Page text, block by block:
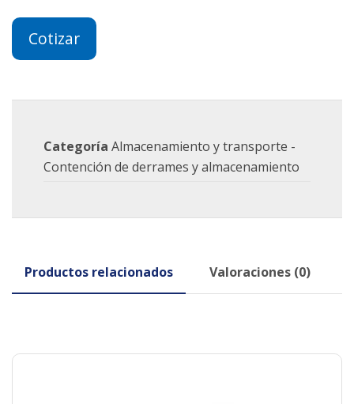
Cotizar
Categoría Almacenamiento y transporte -
Contención de derrames y almacenamiento
Productos relacionados Valoraciones (0)